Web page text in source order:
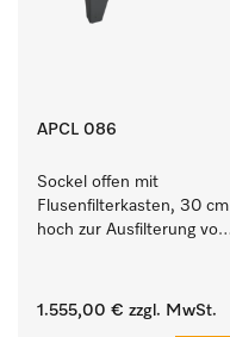
APCL 086
Sockel offen mit
Flusenfilterkasten, 30 cm
hoch zur Ausfilterung von
1.555,00 € zzgl. MwSt.